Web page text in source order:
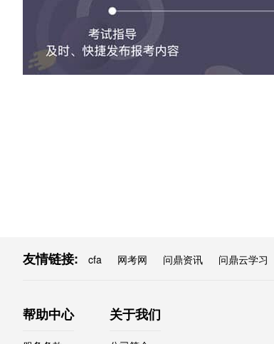
友情链接: cfa 网考网 问鼎资讯 问鼎云学习
帮助中心 关于我们